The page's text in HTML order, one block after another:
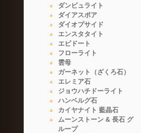
ダンビュライト
ダイアスポア
ダイオプサイド
エンスタタイト
エピドート
フローライト
雲母
ガーネット（ざくろ石）
エレミア石
ジョウハチドーライト
ハンベルグ石
カイヤナイト 藍晶石
ムーンストーン & 長石 グ
ループ